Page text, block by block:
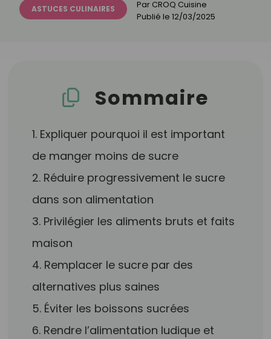
ASTUCES CULINAIRES Par CROQ Cuisine
Publié le 12/03/2025
Sommaire
1. Expliquer pourquoi il est important
de manger moins de sucre
2. Réduire progressivement le sucre
dans son alimentation
3. Privilégier les aliments bruts et faits
maison
4. Remplacer le sucre par des
alternatives plus saines
5. Éviter les boissons sucrées
6. Rendre l’alimentation ludique et